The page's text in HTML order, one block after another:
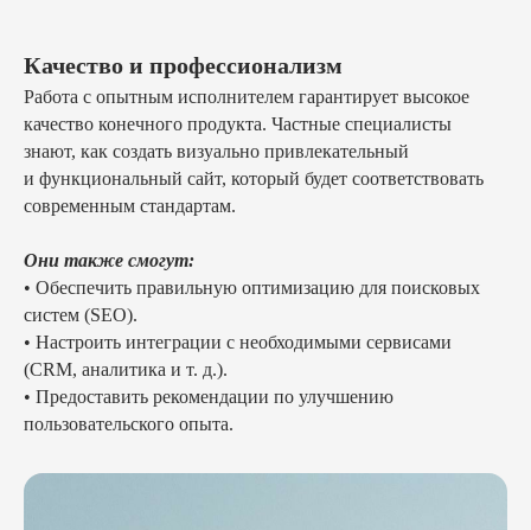
Качество и профессионализм
Работа с опытным исполнителем гарантирует высокое
качество конечного продукта. Частные специалисты
знают, как создать визуально привлекательный
и функциональный сайт, который будет соответствовать
современным стандартам.
Они также смогут:
• Обеспечить правильную оптимизацию для поисковых
систем (SEO).
• Настроить интеграции с необходимыми сервисами
(CRM, аналитика и т. д.).
• Предоставить рекомендации по улучшению
пользовательского опыта.